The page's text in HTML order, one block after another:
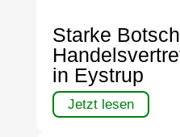
Starke
in Eystrup
Jetzt lesen